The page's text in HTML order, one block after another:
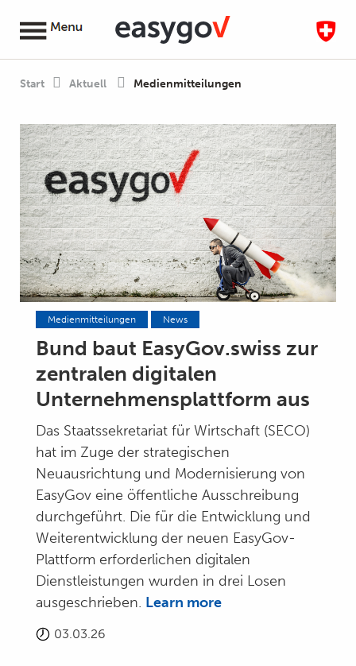
Start Aktuell Medienmitteilungen
Medienmitteilungen News
Bund baut EasyGov.swiss zur
zentralen digitalen
Unternehmensplattform aus
Das Staatssekretariat für Wirtschaft (SECO)
hat im Zuge der strategischen
Neuausrichtung und Modernisierung von
EasyGov eine öffentliche Ausschreibung
durchgeführt. Die für die Entwicklung und
Weiterentwicklung der neuen EasyGov-
Plattform erforderlichen digitalen
Dienstleistungen wurden in drei Losen
ausgeschrieben. Learn more
03.03.26